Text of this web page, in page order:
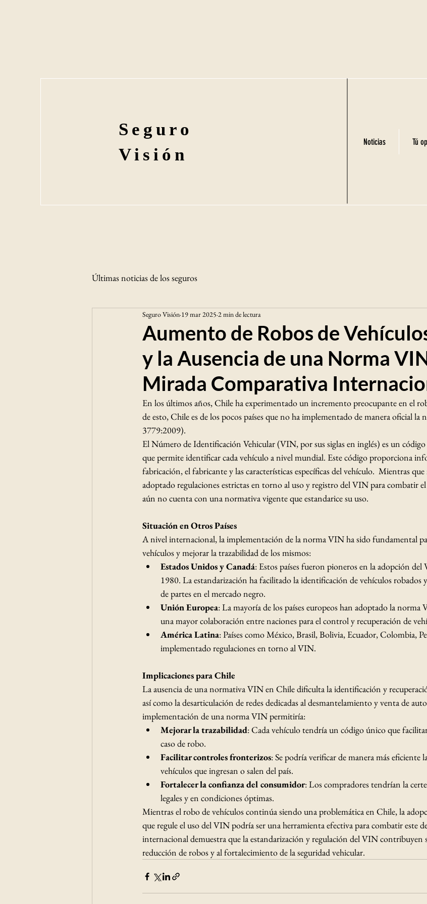
Seguro
Visión
Noticias Tú
Últimas noticias de los seguros
Aumento de Robos de
y la Ausencia de una Norma
Mirada Comparativa
Seguro Visión 19 mar 2025 2 min de lectura
En los últimos años, Chile ha experimentado un incremento preocupante en el
de esto, Chile es de los pocos países que no ha implementado de manera oficial
3779:2009).
El Número de Identificación Vehicular (VIN, por sus siglas en inglés) es un
que permite identificar cada vehículo a nivel mundial. Este código proporciona
fabricación, el fabricante y las características específicas del vehículo.  Mientras
adoptado regulaciones estrictas en torno al uso y registro del VIN para combatir
aún no cuenta con una normativa vigente que estandarice su uso.​
Situación en Otros Países
A nivel internacional, la implementación de la norma VIN ha sido fundamental
vehículos y mejorar la trazabilidad de los mismos:​
Estados Unidos y Canadá: Estos países fueron pioneros en la adopción del
1980. La estandarización ha facilitado la identificación de vehículos robados
de partes en el mercado negro.​
Unión Europea: La mayoría de los países europeos han adoptado la
una mayor colaboración entre naciones para el control y recuperación de
América Latina: Países como México, Brasil, Bolivia, Ecuador, Colombia,
implementado regulaciones en torno al VIN.
Implicaciones para Chile
La ausencia de una normativa VIN en Chile dificulta la identificación y
así como la desarticulación de redes dedicadas al desmantelamiento y venta de
implementación de una norma VIN permitiría:​
Mejorar la trazabilidad: Cada vehículo tendría un código único que
caso de robo.​
Facilitar controles fronterizos: Se podría verificar de manera más eficiente
vehículos que ingresan o salen del país.​
Fortalecer la confianza del consumidor: Los compradores tendrían la
legales y en condiciones óptimas.​
Mientras el robo de vehículos continúa siendo una problemática en Chile, la
que regule el uso del VIN podría ser una herramienta efectiva para combatir este
internacional demuestra que la estandarización y regulación del VIN contribuyen
reducción de robos y al fortalecimiento de la seguridad vehicular.